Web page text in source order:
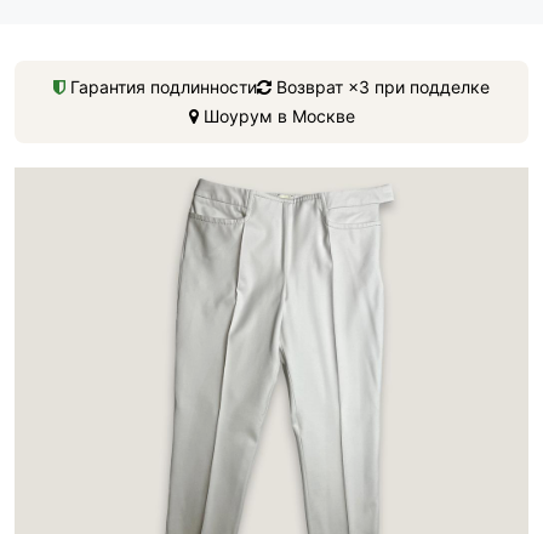
Гарантия подлинности
Возврат ×3 при подделке
Шоурум в Москве